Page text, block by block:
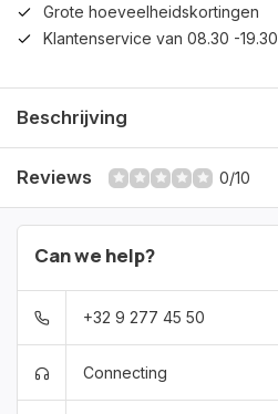
Grote hoeveelheidskortingen
Klantenservice van 08.30 -19.30
Beschrijving
Reviews 0/10
Can we help?
+32 9 277 45 50
Connecting